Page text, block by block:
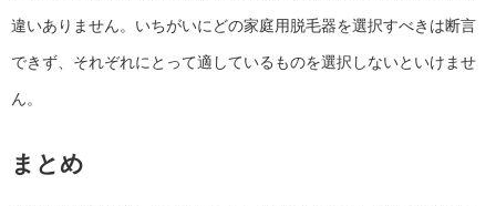
違いありません。いちがいにどの家庭用脱毛器を選択すべきは断言
できず、それぞれにとって適しているものを選択しないといけませ
ん。
まとめ